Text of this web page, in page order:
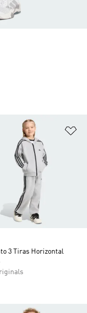
lista de deseos
3 Tiras Horizontal